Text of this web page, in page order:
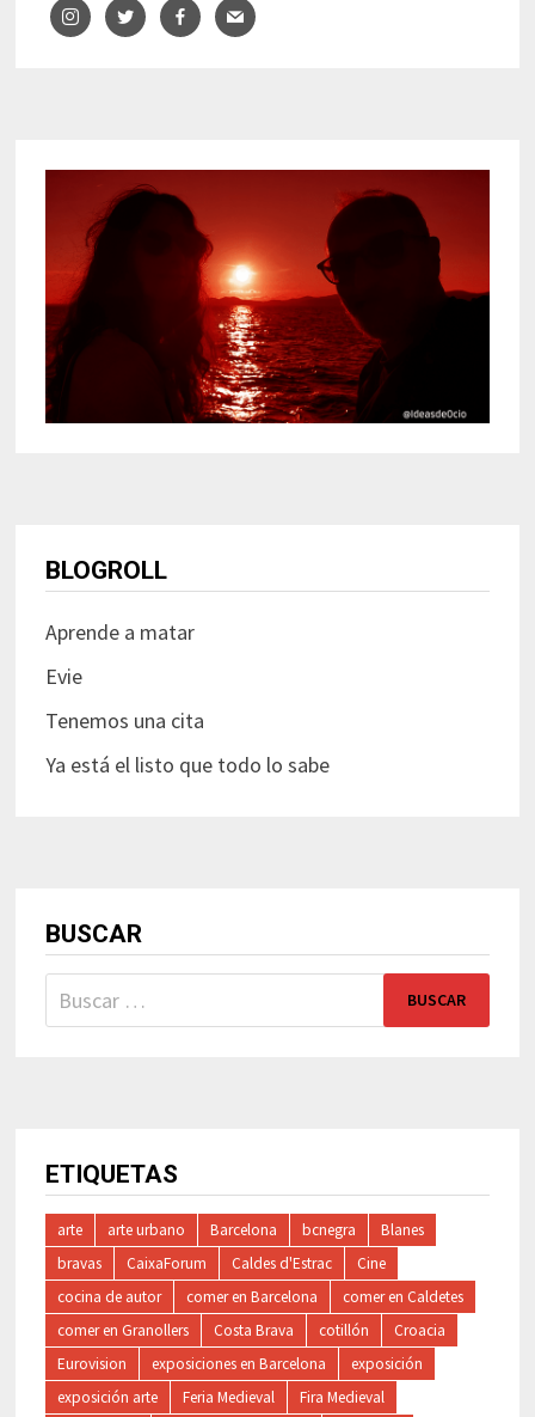
BLOGROLL
Aprende a matar
Evie
Tenemos una cita
Ya está el listo que todo lo sabe
BUSCAR
Buscar:
ETIQUETAS
arte arte urbano Barcelona bcnegra
Blanes
bravas
CaixaForum Caldes d'Estrac
Cine
cocina de autor
comer en Barcelona
comer en Caldetes
comer en Granollers
Costa Brava cotillón
Croacia
Eurovision
exposiciones en Barcelona
exposición
exposición arte
Feria Medieval
Fira Medieval